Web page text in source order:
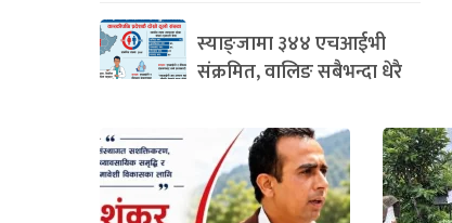
स्याङ्जामा ३४४ एचआईभी
संक्रमित, वालिङ सबैभन्दा धेरै